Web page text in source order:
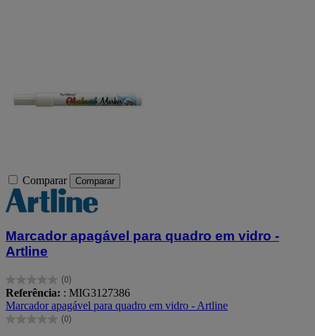
Comparar Comparar
Marcador apagável para quadro em vidro -
Artline
(0)
0.0
em
5
estrelas.
Referência: : MIG3127386
Marcador apagável para quadro em vidro - Artline
(0)
0.0